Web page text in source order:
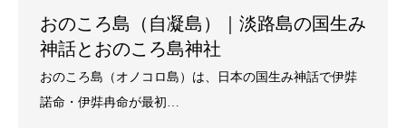
おのころ島（自凝島）｜淡路島の国生み
神話とおのころ島神社